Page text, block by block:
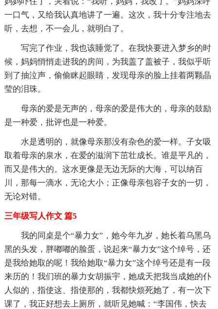
一口气，又给我认真地讲了一遍。这次，我十分专注地去
听，去想，不一会儿，就明白了。
写完了作业，我也该睡觉了。在我快要进入梦乡的时
候，妈妈悄悄走进我的房间，为我盖了盖被子，我似乎听
到了抽泣声，偷偷眯起眼睛，发现母亲的脸上挂着两颗晶
莹的泪珠。
母亲的爱是无声的，母亲的爱是伟大的，母亲的鼓励
是一种爱，批评也是一种爱。
水是透明的，就像母亲那没有杂色的爱一样。子女吸
取着母亲的泉水，在爱的滋润下茁壮成长。谁是平凡的，
而又是伟大的。这水更像是无边无际的大海，可以纳百
川，那每一滴水，无论大小；正像母亲包容子女的一切，
无论对错。
三年级写人作文 篇5
我的同桌是个“暴力女”，她今年九岁，她长着乌黑乌
黑的头发，胖嘟嘟的脸蛋，说起来“暴力女”这个绰号，还
是我给她取的呢！我给她取“暴力女”这个绰号还是有一段
来历的！我们班的暴力女胡振宇，她成天把我当成她的仆
人似的，指使这、指使那的，我都快烦死她了，有一次下
课了，我正好想去上厕所，就听见她喊：“李国伟，快去